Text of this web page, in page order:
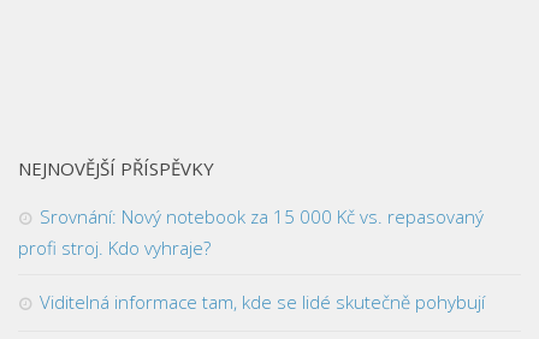
NEJNOVĚJŠÍ PŘÍSPĚVKY
Srovnání: Nový notebook za 15 000 Kč vs. repasovaný
profi stroj. Kdo vyhraje?
Viditelná informace tam, kde se lidé skutečně pohybují